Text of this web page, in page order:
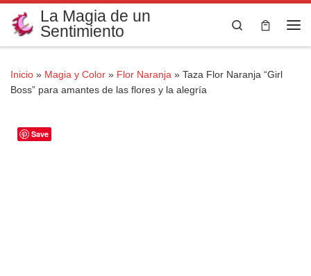
Saltar al contenido
La Magia de un
Sentimiento
Search
Inicio » Magia y Color » Flor Naranja » Taza Flor Naranja “Girl
Boss” para amantes de las flores y la alegría
Save